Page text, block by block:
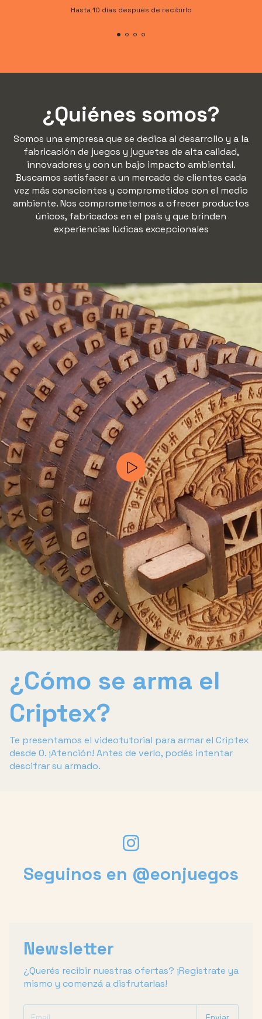
Hasta 10 días después de recibirlo
¿Quiénes somos?
Somos una empresa que se dedica al desarrollo y a la
fabricación de juegos y juguetes de alta calidad,
innovadores y con un bajo impacto ambiental.
Buscamos satisfacer a un mercado de clientes cada
vez más conscientes y comprometidos con el medio
ambiente. Nos comprometemos a ofrecer productos
únicos, fabricados en el país y que brinden
experiencias lúdicas excepcionales
¿Cómo se arma el
Criptex?
Te presentamos el videotutorial para armar el Criptex
desde 0. ¡Atención! Antes de verlo, podés intentar
descifrar su armado.
Seguinos en @eonjuegos
Newsletter
¿Querés recibir nuestras ofertas? ¡Registrate ya
mismo y comenzá a disfrutarlas!